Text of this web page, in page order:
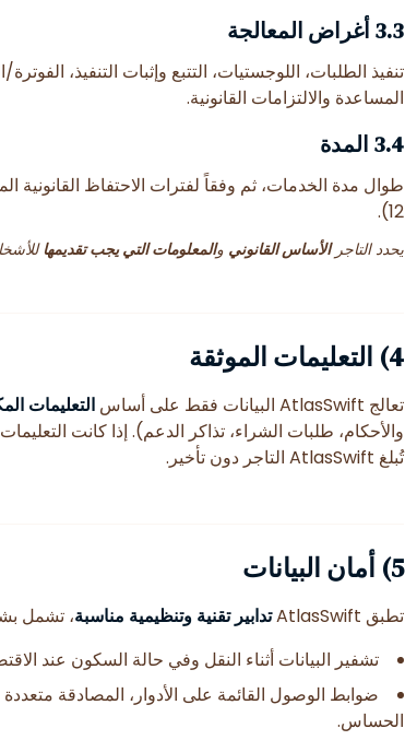
3.3 أغراض المعالجة
تنفيذ الطلبات، اللوجستيات، التتبع وإثبات التنفيذ،
المساعدة والالتزامات القانونية.
3.4 المدة
طوال مدة الخدمات، ثم وفقاً لفترات الاحتفاظ القانونية
12).
يحدد التاجرالأساس القانوني والمعلومات التي يجب تقديمها
4) التعليمات الموثقة
تعالج AtlasSwift البيانات فقط على أساس التعليمات
والأحكام، طلبات الشراء، تذاكر الدعم). إذا كانت
تُبلغ AtlasSwift التاجر دون تأخير.
5) أمان البيانات
تطبق AtlasSwift تدابير تقنية وتنظيمية مناسبة، تشمل
تشفير البيانات أثناء النقل وفي حالة السكون عند
ضوابط الوصول القائمة على الأدوار، المصادقة
الحساس.